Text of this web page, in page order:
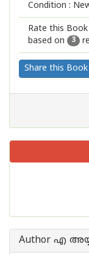
Condition :
Rate this Book
based on
3
Share this Book
Author എ